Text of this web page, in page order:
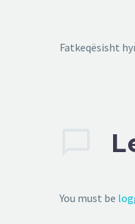
Fatkeqësisht
You must be